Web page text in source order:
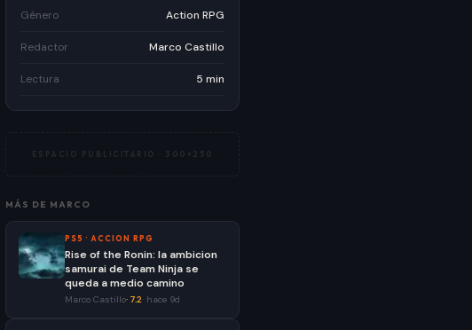
Género Action RPG
Redactor Marco Castillo
Lectura 5 min
ESPACIO PUBLICITARIO · 300×250
MÁS DE MARCO
PS5 · ACCION RPG
Rise of the Ronin: la ambicion
samurai de Team Ninja se
queda a medio camino
Marco Castillo· 7.2 hace 9d